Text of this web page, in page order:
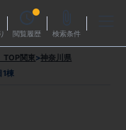
閲覧履歴 検索条件
TOP関東>神奈川県
1棟